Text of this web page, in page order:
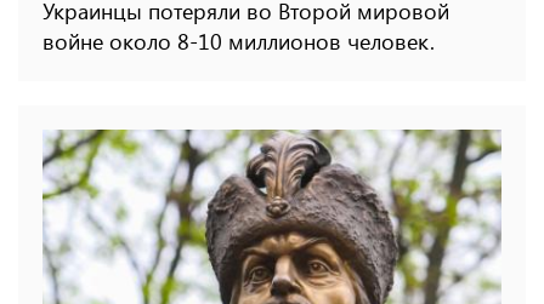
Украинцы потеряли во Второй мировой
войне около 8-10 миллионов человек.